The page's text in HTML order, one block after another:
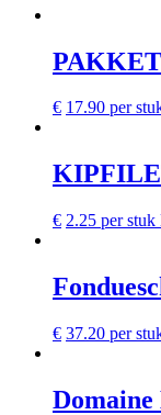
€ 17.90 per
€ 2.25 per stuk
€ 37.20 per